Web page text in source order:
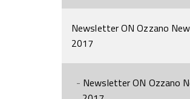
Newsletter ON Ozzano
2017
Newsletter ON Ozzano